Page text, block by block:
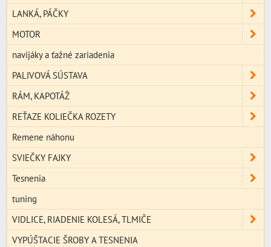
LANKÁ, PÁČKY
MOTOR
navijáky a ťažné zariadenia
PALIVOVÁ SÚSTAVA
RÁM, KAPOTÁŽ
REŤAZE KOLIEČKA ROZETY
Remene náhonu
SVIEČKY FAJKY
Tesnenia
tuning
VIDLICE, RIADENIE KOLESÁ, TLMIČE
VYPÚŠTACIE ŠROBY A TESNENIA